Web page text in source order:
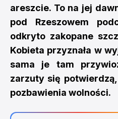
areszcie. To na jej
pod Rzeszowem
odkryto zakopane
Kobieta przyznała w
sama je tam
zarzuty się
pozbawienia wolności.